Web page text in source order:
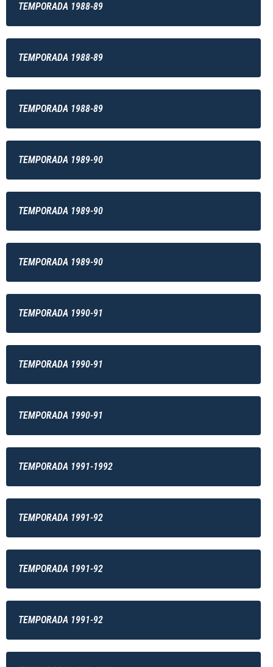
TEMPORADA 1988-89
TEMPORADA 1988-89
TEMPORADA 1988-89
TEMPORADA 1989-90
TEMPORADA 1989-90
TEMPORADA 1989-90
TEMPORADA 1990-91
TEMPORADA 1990-91
TEMPORADA 1990-91
TEMPORADA 1991-1992
TEMPORADA 1991-92
TEMPORADA 1991-92
TEMPORADA 1991-92